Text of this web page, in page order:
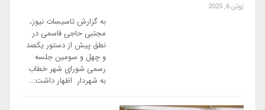
ژوئن 6, 2025
به گزارش تاسیسات نیوز،
مجتبی حاجی قاسمی در
نطق پیش از دستور یکصد
و چهل و سومین جلسه
رسمی شورای شهر خطاب
به شهردار اظهار داشت:…